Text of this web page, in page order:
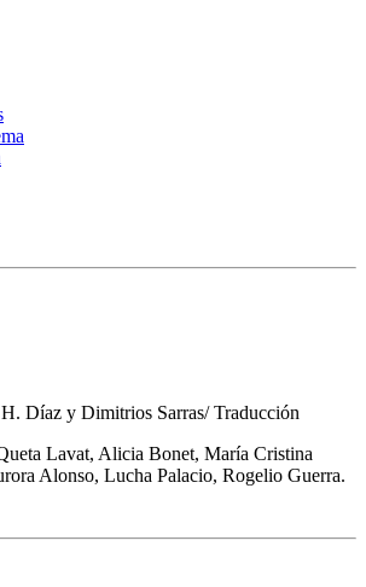
H. Díaz y Dimitrios Sarras/ Traducción
Lavat, Alicia Bonet, María Cristina
Alonso, Lucha Palacio, Rogelio Guerra.